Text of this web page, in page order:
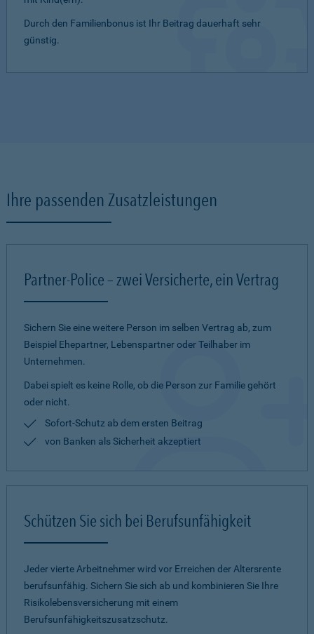
Durch den Familienbonus ist Ihr Beitrag dauerhaft sehr
günstig.
Ihre passenden Zusatzleistungen
Partner-Police – zwei Versicherte, ein Vertrag
Sichern Sie eine weitere Person im selben Vertrag ab, zum
Beispiel Ehepartner, Lebenspartner oder Teilhaber im
Unternehmen.
Dabei spielt es keine Rolle, ob die Person zur Familie gehört
oder nicht.
Sofort-Schutz ab dem ersten Beitrag
von Banken als Sicherheit akzeptiert
Schützen Sie sich bei Berufsunfähigkeit
Jeder vierte Arbeitnehmer wird vor Erreichen der Altersrente
berufsunfähig. Sichern Sie sich ab und kombinieren Sie Ihre
Risikolebensversicherung mit einem
Berufsunfähigkeitszusatzschutz.